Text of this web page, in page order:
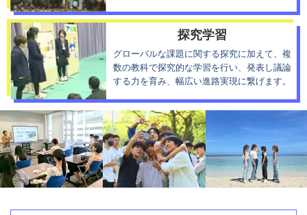
探究学習
グローバルな課題に関する探究に加えて、複
数の教科で探究的な学習を行い、発表し議論
する力を育み、幅広い進路実現に繋げます。